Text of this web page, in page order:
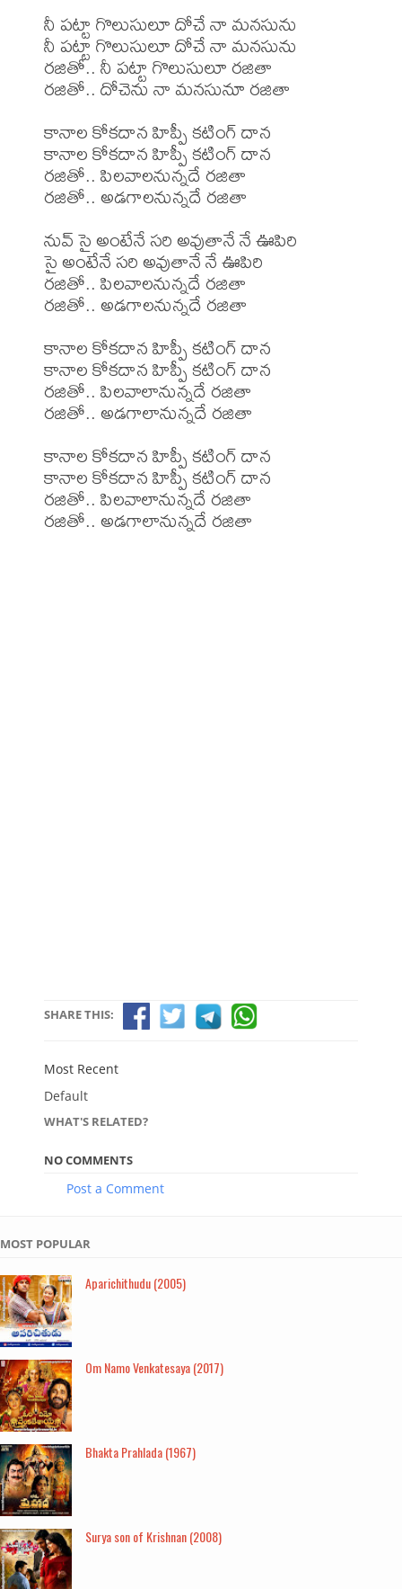
నీ పట్టా గొలుసులూ దోచే నా మనసును
నీ పట్టా గొలుసులూ దోచే నా మనసును
రజితో.. నీ పట్టా గొలుసులూ రజితా
రజితో.. దోచెను నా మనసునూ రజితా
కానాల కోకదాన హిప్పీ కటింగ్ దాన
కానాల కోకదాన హిప్పీ కటింగ్ దాన
రజితో.. పిలవాలనున్నదే రజితా
రజితో.. అడగాలనున్నదే రజితా
నువ్ సై అంటేనే సరి అవుతానే నే ఊపిరి
సై అంటేనే సరి అవుతానే నే ఊపిరి
రజితో.. పిలవాలనున్నదే రజితా
రజితో.. అడగాలనున్నదే రజితా
కానాల కోకదాన హిప్పీ కటింగ్ దాన
కానాల కోకదాన హిప్పీ కటింగ్ దాన
రజితో.. పిలవాలానున్నదే రజితా
రజితో.. అడగాలానున్నదే రజితా
కానాల కోకదాన హిప్పీ కటింగ్ దాన
కానాల కోకదాన హిప్పీ కటింగ్ దాన
రజితో.. పిలవాలానున్నదే రజితా
రజితో.. అడగాలానున్నదే రజితా
SHARE THIS:
Most Recent
Default
WHAT'S RELATED?
NO COMMENTS
Post a Comment
MOST POPULAR
Aparichithudu (2005)
Om Namo Venkatesaya (2017)
Bhakta Prahlada (1967)
Surya son of Krishnan (2008)